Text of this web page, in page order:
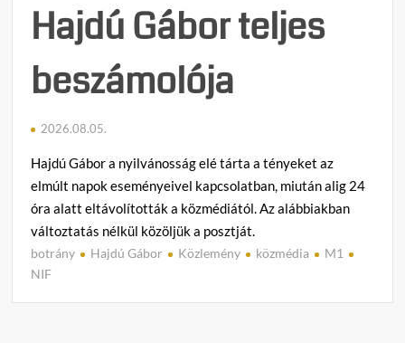
Hajdú Gábor teljes
beszámolója
2026.08.05.
Hajdú Gábor a nyilvánosság elé tárta a tényeket az
elmúlt napok eseményeivel kapcsolatban, miután alig 24
óra alatt eltávolították a közmédiától. Az alábbiakban
változtatás nélkül közöljük a posztját.
botrány Hajdú Gábor Közlemény közmédia
M1
NIF